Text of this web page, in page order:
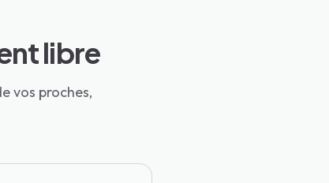
libre
vos proches,